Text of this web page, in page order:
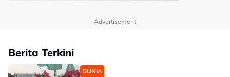
Advertisement
Berita Terkini
DUNIA